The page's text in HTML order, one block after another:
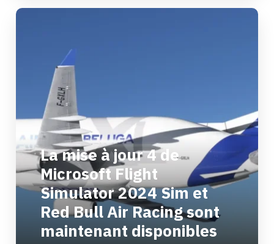
La mise à jour 4 de
Microsoft Flight
Simulator 2024 Sim et
Red Bull Air Racing sont
maintenant disponibles